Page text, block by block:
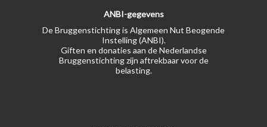
ANBI-gegevens
De Bruggenstichting is Algemeen Nut Beogende
Instelling (ANBI).
Giften en donaties aan de Nederlandse
Bruggenstichting zijn aftrekbaar voor de
belasting.